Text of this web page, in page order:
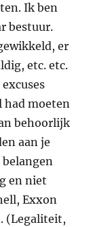
Ik ben
bestuur.
er
etc. etc.
had moeten
behoorlijk
aan je
en niet
Exxon
(Legaliteit,